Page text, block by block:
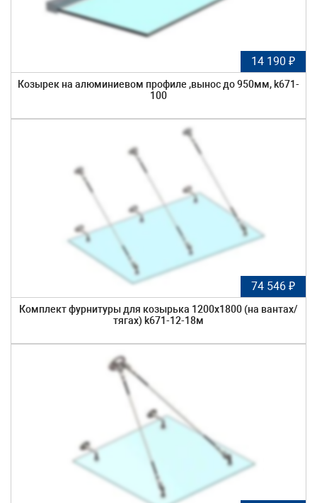
14 190 ₽
Козырек на алюминиевом профиле ,вынос до 950мм, k671-
100
74 546 ₽
Комплект фурнитуры для козырька 1200х1800 (на вантах/
тягах) k671-12-18м